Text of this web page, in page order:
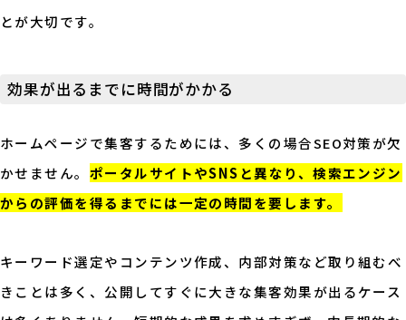
とが大切です。
効果が出るまでに時間がかかる
ホームページで集客するためには、多くの場合SEO対策が欠
かせません。 ポータルサイトやSNSと異なり、検索エンジン
からの評価を得るまでには一定の時間を要します。
キーワード選定やコンテンツ作成、内部対策など取り組むべ
きことは多く、公開してすぐに大きな集客効果が出るケース